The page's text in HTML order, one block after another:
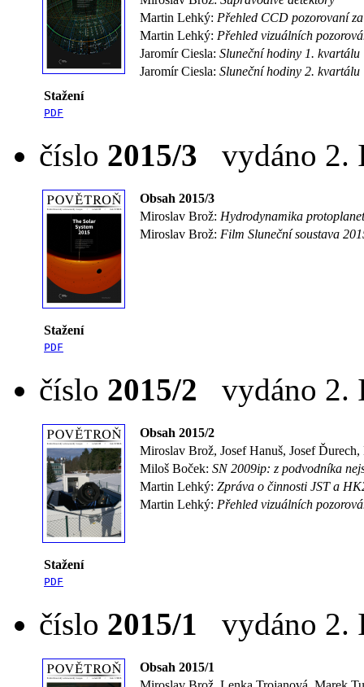
Stažení
PDF
Martin Lehký: Přehled CCD pozorovaní
Martin Lehký: Přehled vizuálních
Jaromír Ciesla: Sluneční hodiny 1. kvartálu
Jaromír Ciesla: Sluneční hodiny 2. kvartálu
číslo 2015/3 vydáno 2.
Stažení
PDF
Obsah 2015/3
Miroslav Brož: Hydrodynamika
Miroslav Brož: Film Sluneční soustava
číslo 2015/2 vydáno 2.
Stažení
PDF
Obsah 2015/2
Miroslav Brož, Josef Hanuš, Josef
Miloš Boček: SN 2009ip: z podvodníka
Martin Lehký: Zpráva o činnosti JST a
Martin Lehký: Přehled vizuálních
číslo 2015/1 vydáno 2.
Obsah 2015/1